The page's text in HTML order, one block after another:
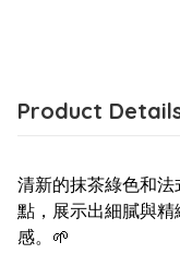
Product
清新的抹茶綠色和
點，展示出細膩與
感。🌱